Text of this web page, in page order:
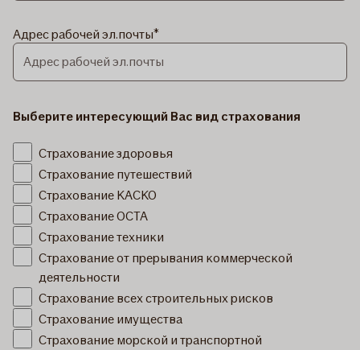
Адрес рабочей эл.почты
Выберите интересующий Вас вид страхования
Страхование здоровья
Страхование путешествий
Страхование KACKO
Страхование OCTA
Страхование техники
Страхование от прерывания коммерческой
деятельности
Страхование всех строительных рисков
Страхование имущества
Страхование морской и транспортной